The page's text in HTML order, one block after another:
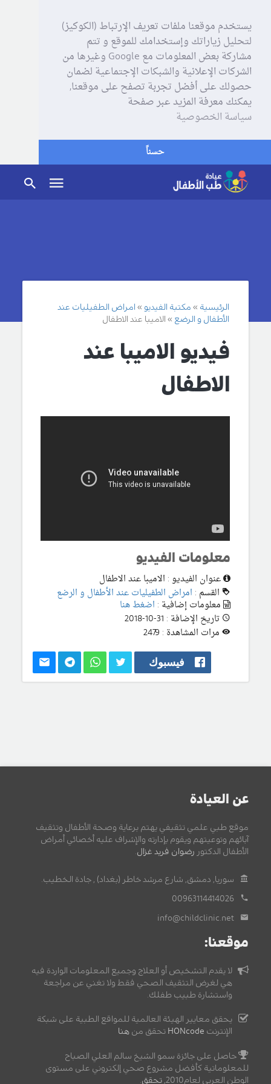
يستخدم موقعنا ملفات تعريف الإرتباط (الكوكيز)
لتحليل زياراتك وإستخدامك للموقع و تتم
مشاركة بعض المعلومات مع Google وغيرها من
الشركات الإعلانية والشبكات الإجتماعية لضمان
حصولك على أفضل تجربة تصفح على موقعنا,
يمكنك معرفة المزيد عبر صفحة
سياسة الخصوصية
حسناً
الرئيسية مكتبة الفيديو
امراض الطفيليات عند
الأطفال و الرضع
الاميبا عند الاطفال
فيديو الاميبا عند
الاطفال
معلومات الفيديو
عنوان الفيديو : الاميبا عند الاطفال
القسم : امراض الطفيليات عند الأطفال و الرضع
معلومات إضافية : اضغط هنا
تاريخ الإضافة : 31-10-2018
مرات المشاهدة : 2479
فيسبوك
عن العيادة
موقع طبي علمي تثقيفي يهتم برعاية وصحة الأطفال وتثقيف
آبائهم وتوعيتهم ويقوم بإدارته والإشراف عليه أخصائي أمراض
الأطفال الدكتور رضوان فريد غزال.
سوريا, دمشق, شارع مرشد خاطر (بغداد) , جادة الخطيب.
00963114414026
info@childclinic.net
موقعنا:
لا يقدم التشخيص أو العلاج وجميع المعلومات الواردة فيه
هي لغرض التثقيف الصحي فقط ولا تغني عن مراجعة
واستشارة طبيب طفلك.
يحقق معايير الهيئة العالمية للمواقع الطبية على شبكة
الإنترنت HONcode تحقق من هنا
حاصل على جائزة سمو الشيخ سالم العلي الصباح
للمعلوماتية كأفضل مشروع صحي إلكتروني على مستوى
الوطن العربي لعام2010,
تحقق.